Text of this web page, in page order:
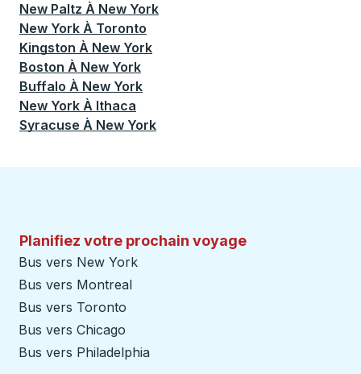
New Paltz À New York
New York À Toronto
Kingston À New York
Boston À New York
Buffalo À New York
New York À Ithaca
Syracuse À New York
Planifiez votre prochain voyage
Bus vers New York
Bus vers Montreal
Bus vers Toronto
Bus vers Chicago
Bus vers Philadelphia